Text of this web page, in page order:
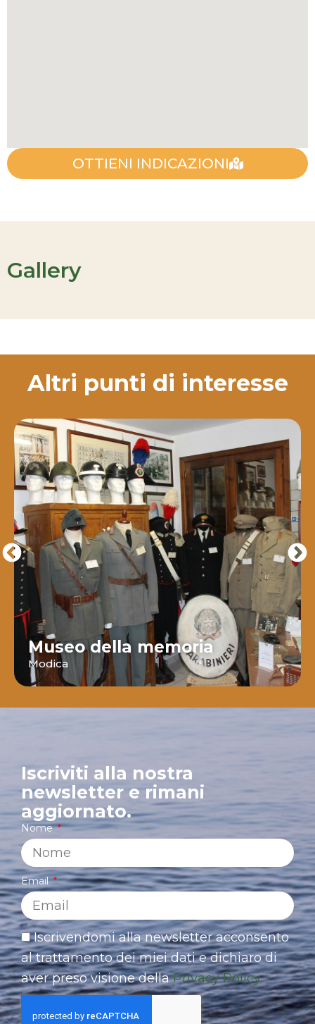
OTTIENI INDICAZIONI
Gallery
Altri punti di interesse
Museo della memoria
Modica
Iscriviti alla nostra
newsletter e rimani
aggiornato.
Nome
Email
Iscrivendomi alla newsletter acconsento
al trattamento dei miei dati e dichiaro di
aver preso visione dellaPrivacy Policy